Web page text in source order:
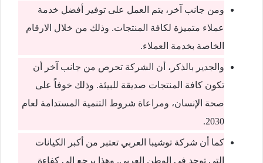
ومن جانب آخر، يتم العمل على توفير أفضل خدمة
عملاء متميزة لكافة المنتجات. وذلك من خلال الارقام
الخاصة بخدمة العملاء.
والجدير بالذكر، أن الشركة تحرص من جانب آخر أن
تكون كافة المنتجات صديقة للبيئة. وذلك خوفاً على
صحة الإنسان، ومراعاة شروط التنمية المستدامة لعام
2030.
كما أن شركة توشيبا العربي تعتبر من أكبر الكيانات
التي توجد في الوطن العربي. وهذا يرجع إلى كفاءة